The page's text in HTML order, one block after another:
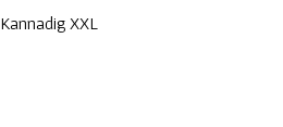
Kannadig XXL